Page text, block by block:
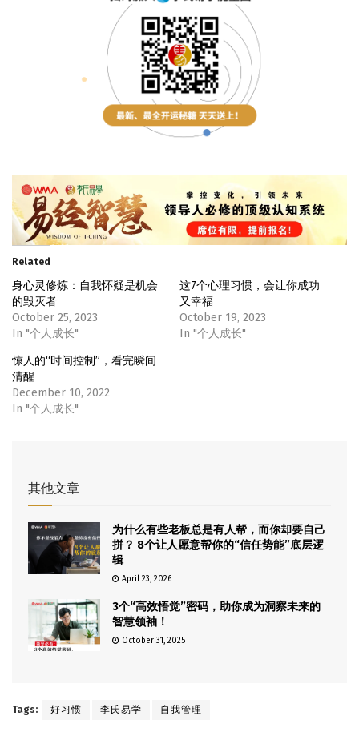
Related
身心灵修炼：自我怀疑是机会
的毁灭者
October 25, 2023
In "个人成长"
这7个心理习惯，会让你成功
又幸福
October 19, 2023
In "个人成长"
惊人的“时间控制”，看完瞬间
清醒
December 10, 2022
In "个人成长"
其他文章
为什么有些老板总是有人帮，而你却要自己
拼？ 8个让人愿意帮你的“信任势能”底层逻
辑
April 23, 2026
3个“高效悟觉”密码，助你成为洞察未来的
智慧领袖！
October 31, 2025
Tags: 好习惯 李氏易学 自我管理